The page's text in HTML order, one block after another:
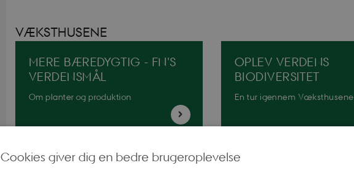
VÆKSTHUSENE
MERE BÆREDYGTIG - FN'S
VERDENSMÅL
Om planter og produktion
OPLEV VERDENS
BIODIVERSITET
En tur igennem Væksthusene
Cookies giver dig en bedre brugeroplevelse